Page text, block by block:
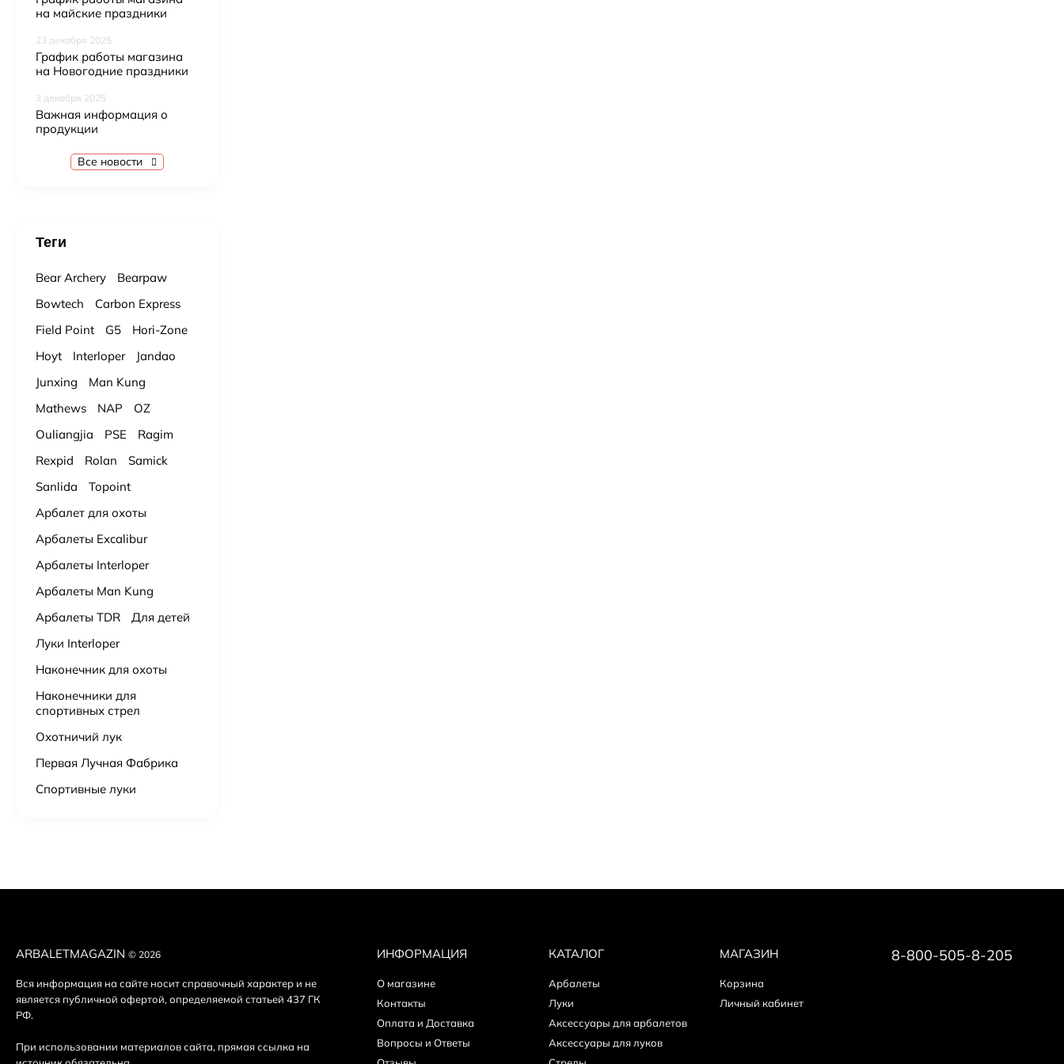
на майские праздники
23 декабря 2025
График работы магазина
на Новогодние праздники
3 декабря 2025
Важная информация о
продукции
Все новости
Теги
Bear Archery
Bearpaw
Bowtech
Carbon Express
Field Point
G5
Hori-Zone
Hoyt
Interloper
Jandao
Junxing
Man Kung
Mathews
NAP
OZ
Ouliangjia
PSE
Ragim
Rexpid
Rolan
Samick
Sanlida
Topoint
Арбалет для охоты
Арбалеты Excalibur
Арбалеты Interloper
Арбалеты Man Kung
Арбалеты TDR
Для детей
Луки Interloper
Наконечник для охоты
Наконечники для
спортивных стрел
Охотничий лук
Первая Лучная Фабрика
Спортивные луки
ARBALETMAGAZIN © 2026
Вся информация на сайте носит справочный характер и не
является публичной офертой, определяемой статьей 437 ГК
РФ.
При использовании материалов сайта, прямая ссылка на
ИНФОРМАЦИЯ
О магазине
Контакты
Оплата и Доставка
Вопросы и Ответы
КАТАЛОГ
Арбалеты
Луки
Аксессуары для арбалетов
Аксессуары для луков
МАГАЗИН
Корзина
Личный кабинет
8-800-505-8-205